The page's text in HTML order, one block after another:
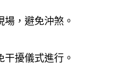
，避免沖煞。
擾儀式進行。